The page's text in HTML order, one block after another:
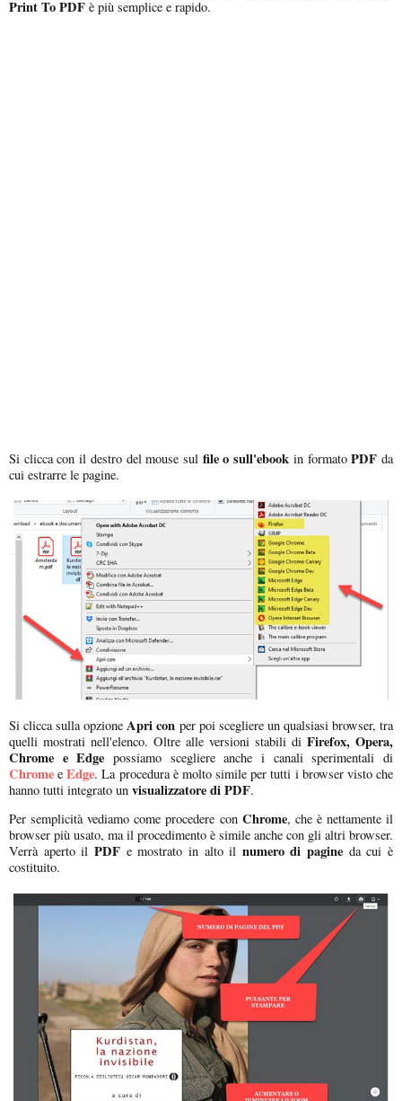
Print To PDF è più semplice e rapido.
Si clicca con il destro del mouse sul file o sull'ebook in formatoPDF da
cui estrarre le pagine.
Si clicca sulla opzioneApri con per poi scegliere un qualsiasi browser, tra
quelli mostrati nell'elenco. Oltre alle versioni stabili di Firefox, Opera,
Chrome e Edge possiamo scegliere anche i canali sperimentali di
Chrome eEdge. La procedura è molto simile per tutti i browser visto che
hanno tutti integrato un visualizzatore di PDF.
Per semplicità vediamo come procedere conChrome, che è nettamente il
browser più usato, ma il procedimento è simile anche con gli altri browser.
Verrà aperto il PDFe mostrato in alto il numero di pagine da cui è
costituito.